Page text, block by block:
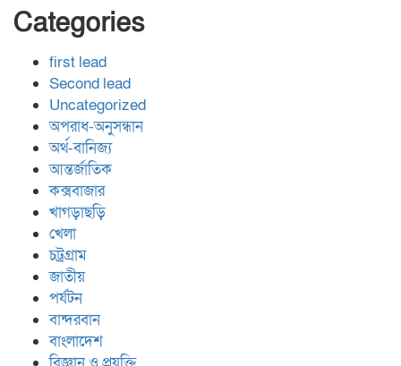
Categories
first lead
Second lead
Uncategorized
অপরাধ-অনুসন্ধান
অর্থ-বানিজ্য
আন্তর্জাতিক
কক্সবাজার
খাগড়াছড়ি
খেলা
চট্রগ্রাম
জাতীয়
পর্যটন
বান্দরবান
বাংলাদেশ